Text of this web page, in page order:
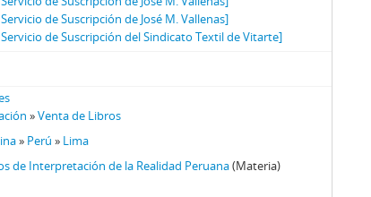
de Suscripción de José M. Vallenas]
de Suscripción del Sindicato Textil de Vitarte]
»Venta de Libros
» Perú » Lima
de Interpretación de la Realidad Peruana(Materia)